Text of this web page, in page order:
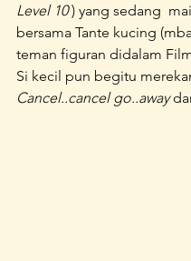
Level 10 ) yang sedang
bersama Tante kucing
teman figuran didalam
Si kecil pun begitu
Cancel..cancel go..away